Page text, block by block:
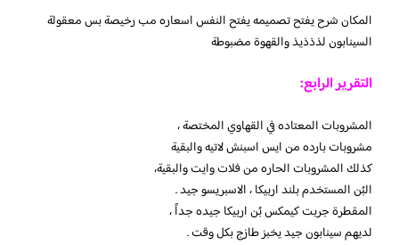
المكان شرح يفتح تصميمه يفتح النفس اسعاره مب رخيصة بس معقولة
السينابون لذذذيذ والقهوة مضبوطة
التقرير الرابع:
المشروبات المعتاده في القهاوي المختصة ،
مشروبات بارده من ايس اسبنش لاتيه والبقية
كذلك المشروبات الحاره من فلات وايت والبقية،
البُن المستخدم بلند اربيكا ، الاسبريسو جيد .
المقطرة جربت كيمكس بُن اربيكا جيده جداً ،
لديهم سينابون جيد يخبز طازج بكل وقت .